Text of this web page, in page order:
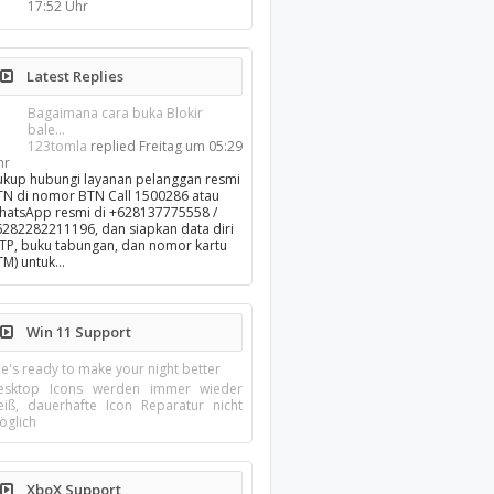
17:52 Uhr
Latest Replies
Bagaimana cara buka Blokir
bale...
123tomla replied Freitag um 05:29
hubungi layanan pelanggan resmi
di nomor BTN Call 1500286 atau
resmi di +628137775558 /
dan siapkan data diri
buku tabungan, dan nomor kartu
untuk…
Win 11 Support
ready to make your night better
Icons werden immer wieder
dauerhafte Icon Reparatur nicht
XboX Support